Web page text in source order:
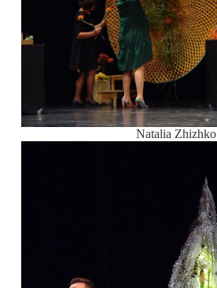
Natalia Zhizhko